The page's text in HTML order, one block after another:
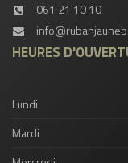
061 21 10 10
HEURES
Lundi
Mardi